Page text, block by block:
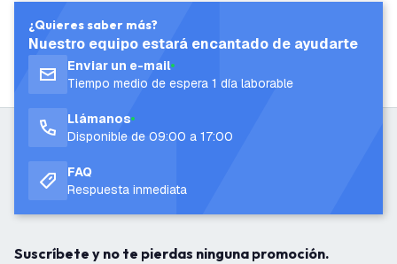
¿Quieres saber más?
Nuestro equipo estará encantado de ayudarte
Enviar un e-mail
Tiempo medio de espera 1 día laborable
Llámanos
Disponible de 09:00 a 17:00
FAQ
Respuesta inmediata
Suscríbete y no te pierdas ninguna promoción.